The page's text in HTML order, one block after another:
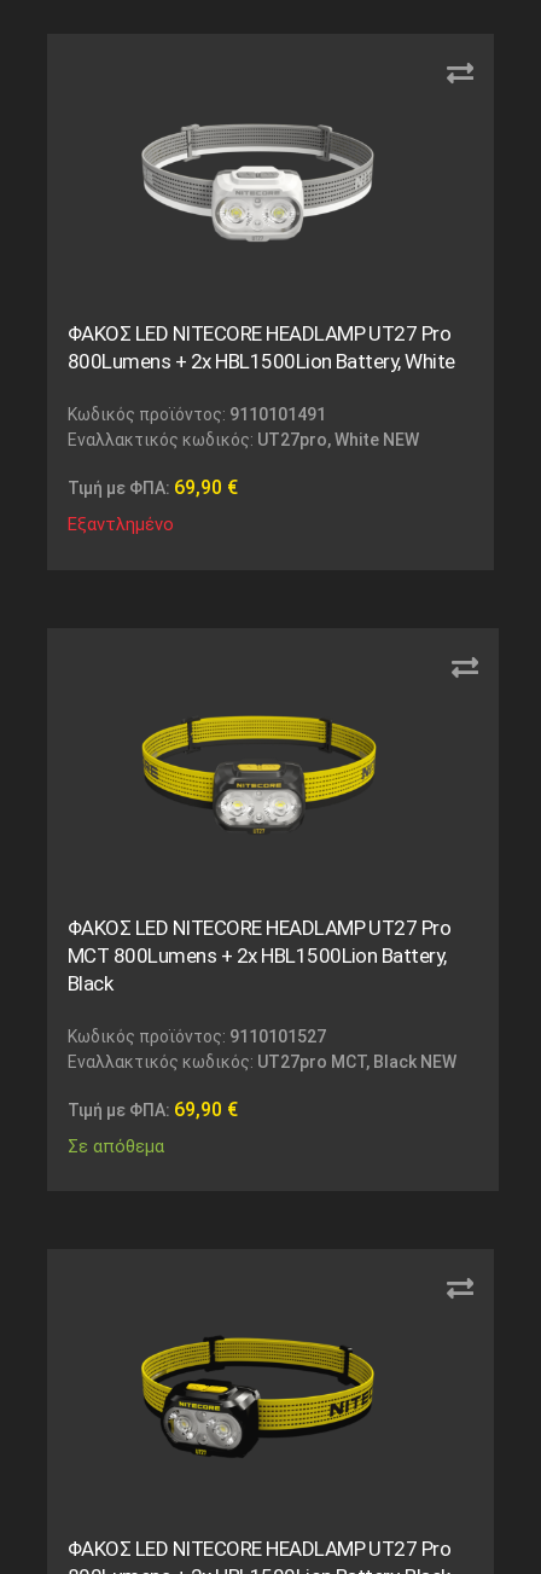
ΦΑΚΟΣ LED NITECORE HEADLAMP UT27 Pro
800Lumens + 2x HBL1500Lion Battery, White
Κωδικός προϊόντος: 9110101491
Εναλλακτικός κωδικός: UT27pro, White NEW
Τιμή με ΦΠΑ: 69,90 €
Εξαντλημένο
ΦΑΚΟΣ LED NITECORE HEADLAMP UT27 Pro
MCT 800Lumens + 2x HBL1500Lion Battery,
Black
Κωδικός προϊόντος: 9110101527
Εναλλακτικός κωδικός: UT27pro MCT, Black NEW
Τιμή με ΦΠΑ: 69,90 €
Σε απόθεμα
ΦΑΚΟΣ LED NITECORE HEADLAMP UT27 Pro